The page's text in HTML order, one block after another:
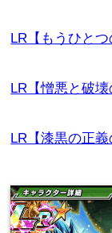
LR【もうひと
LR【憎悪と破
LR【漆黒の正